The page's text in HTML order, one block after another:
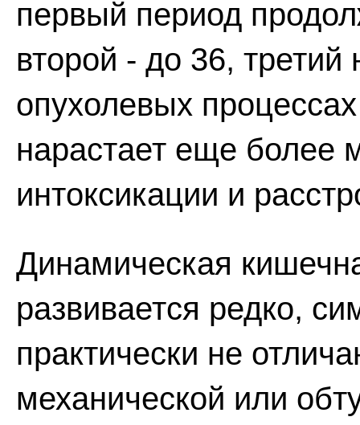
первый период
второй - до 36,
опухолевых
нарастает еще более
интоксикации и
Динамическая
развивается редко,
практически не
механической или